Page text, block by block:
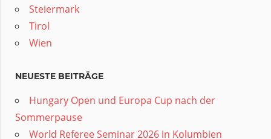
Steiermark
Tirol
Wien
NEUESTE BEITRÄGE
Hungary Open und Europa Cup nach der
Sommerpause
World Referee Seminar 2026 in Kolumbien